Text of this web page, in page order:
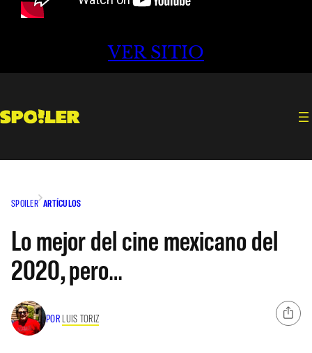
VER SITIO
SPOILER ARTÍCULOS
Lo mejor del cine mexicano del
2020, pero…
POR LUIS TORIZ